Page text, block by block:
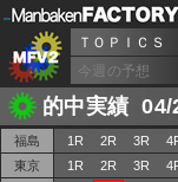
ＴＯＰＩＣＳ
今週の予想
的中実績 04/
福島 1R 2R 3R
東京
1R 2R 3R